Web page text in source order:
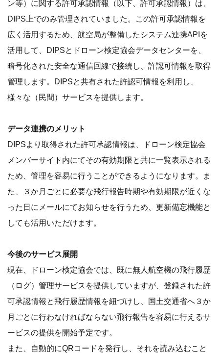
ン等）に関する許可承認情報（以下、許可承認情報）は、
DIPS上でのみ管理されていました。この許可承認情報を
広く活用するため、航空局が整備したシステム連携APIを
活用して、DIPSとドローン検定協会データセンターを、
暗号化された安全な通信回線で接続し、許認可情報を取得
管理します。DIPSと共有された許認可情報を利用し、
様々な（民間）サービスを提供します。
データ連携のメリット
DIPSより取得された許可承認情報は、ドローン検定協会
メンバーサイト内にてその有効期限と共に一覧表示される
ため、管理を容易に行うことができるようになります。ま
た、３か月ごとに必要な飛行報告時期や有効期限が近くな
った日にメールにてお知らせを行うため、更新備忘機能と
しても活用いただけます。
今後のサービス展開
現在、ドローン検定協会では、既に無人航空機の飛行履歴
（ログ）管理サービスを提供していますが、登録された許
可承認情報と飛行履歴情報を紐づけし、国土交通省へ３か
月ごとに行わなければならない飛行報告を容易に行えるサ
ービスの提供を開始予定です。
また、自動的にQRコードを発行し、それを読み込むこと